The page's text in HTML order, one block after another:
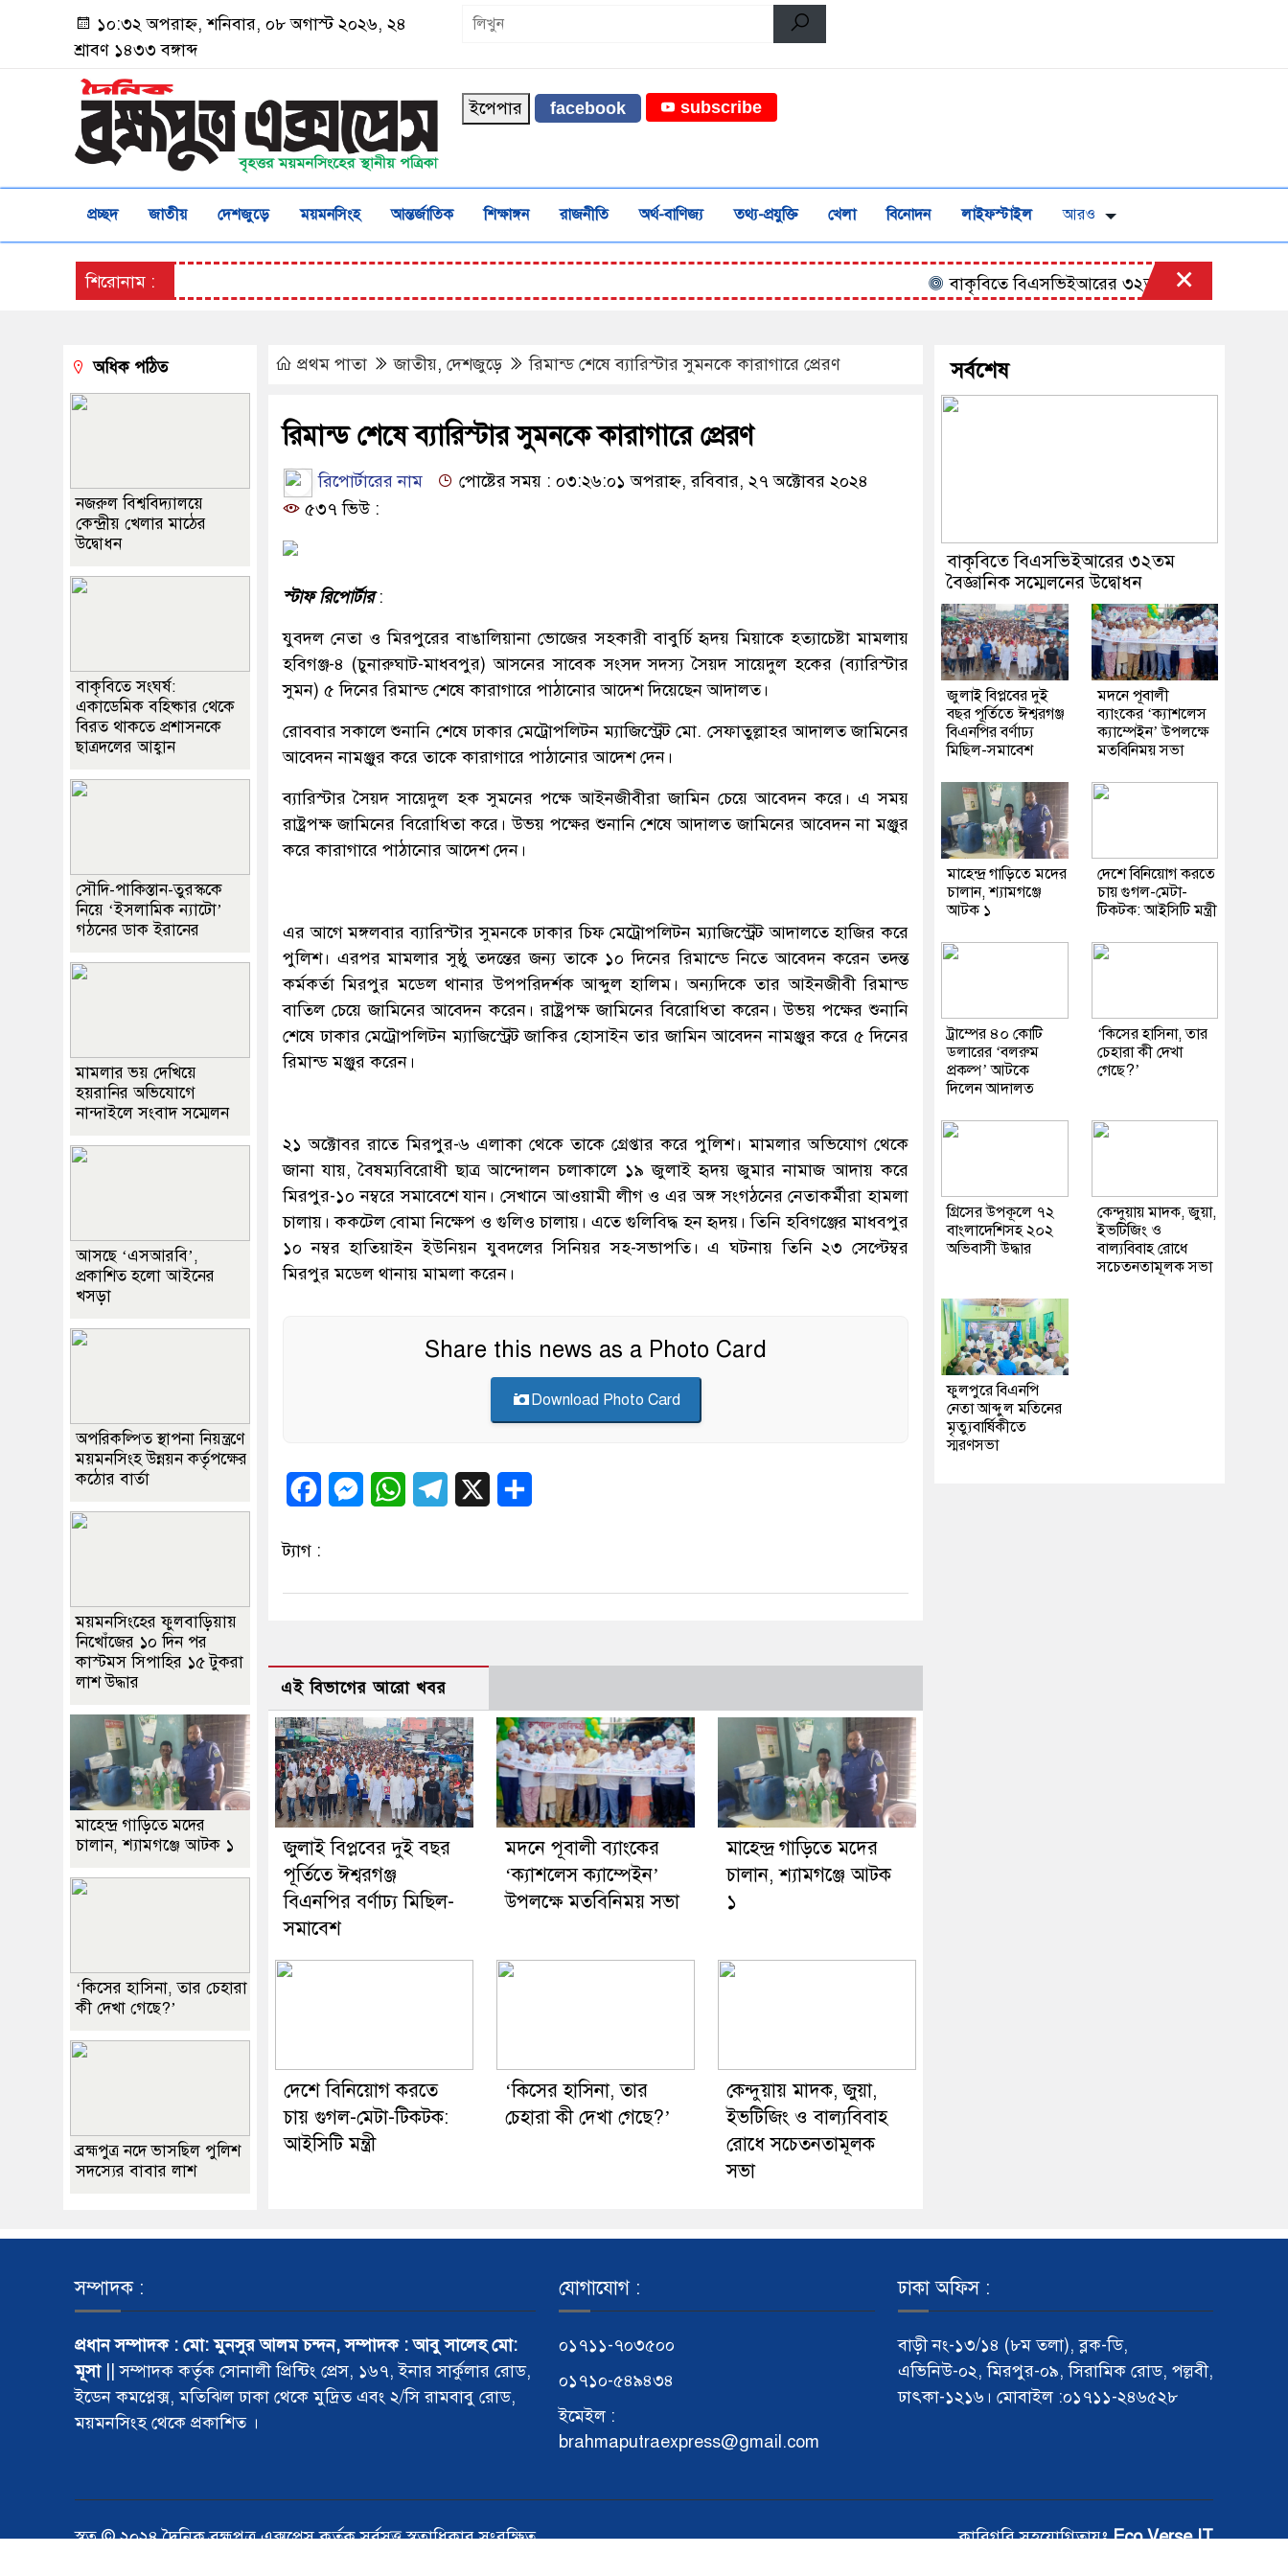
১০:৩২ অপরাহ্ন, শনিবার, ০৮ অগাস্ট ২০২৬, ২৪
শ্রাবণ ১৪৩৩ বঙ্গাব্দ
ইপেপার facebook subscribe
প্রচ্ছদ জাতীয় দেশজুড়ে ময়মনসিংহ আন্তর্জাতিক শিক্ষাঙ্গন রাজনীতি অর্থ-বাণিজ্য তথ্য-প্রযুক্তি খেলা বিনোদন লাইফস্টাইল আরও
শিরোনাম : বাকৃবিতে বিএসভিইআরের ৩২তম বৈজ্ঞানিক সম্মেলনের
×
প্রথম পাতা জাতীয়, দেশজুড়ে রিমান্ড শেষে ব্যারিস্টার সুমনকে কারাগারে প্রেরণ
রিমান্ড শেষে ব্যারিস্টার সুমনকে কারাগারে প্রেরণ
রিপোর্টারের নাম
পোষ্টের সময় : ০৩:২৬:০১ অপরাহ্ন, রবিবার, ২৭ অক্টোবর ২০২৪
৫৩৭ ভিউ :
স্টাফ রিপোর্টার:
যুবদল নেতা ও মিরপুরের বাঙালিয়ানা ভোজের সহকারী বাবুর্চি হৃদয় মিয়াকে হত্যাচেষ্টা মামলায়
হবিগঞ্জ-৪ (চুনারুঘাট-মাধবপুর) আসনের সাবেক সংসদ সদস্য সৈয়দ সায়েদুল হকের (ব্যারিস্টার
সুমন) ৫ দিনের রিমান্ড শেষে কারাগারে পাঠানোর আদেশ দিয়েছেন আদালত।
রোববার সকালে শুনানি শেষে ঢাকার মেট্রোপলিটন ম্যাজিস্ট্রেট মো. সেফাতুল্লাহর আদালত জামিনের
আবেদন নামঞ্জুর করে তাকে কারাগারে পাঠানোর আদেশ দেন।
ব্যারিস্টার সৈয়দ সায়েদুল হক সুমনের পক্ষে আইনজীবীরা জামিন চেয়ে আবেদন করে। এ সময়
রাষ্ট্রপক্ষ জামিনের বিরোধিতা করে। উভয় পক্ষের শুনানি শেষে আদালত জামিনের আবেদন না মঞ্জুর
করে কারাগারে পাঠানোর আদেশ দেন।
এর আগে মঙ্গলবার ব্যারিস্টার সুমনকে ঢাকার চিফ মেট্রোপলিটন ম্যাজিস্ট্রেট আদালতে হাজির করে
পুলিশ। এরপর মামলার সুষ্ঠু তদন্তের জন্য তাকে ১০ দিনের রিমান্ডে নিতে আবেদন করেন তদন্ত
কর্মকর্তা মিরপুর মডেল থানার উপপরিদর্শক আব্দুল হালিম। অন্যদিকে তার আইনজীবী রিমান্ড
বাতিল চেয়ে জামিনের আবেদন করেন। রাষ্ট্রপক্ষ জামিনের বিরোধিতা করেন। উভয় পক্ষের শুনানি
শেষে ঢাকার মেট্রোপলিটন ম্যাজিস্ট্রেট জাকির হোসাইন তার জামিন আবেদন নামঞ্জুর করে ৫ দিনের
রিমান্ড মঞ্জুর করেন।
২১ অক্টোবর রাতে মিরপুর-৬ এলাকা থেকে তাকে গ্রেপ্তার করে পুলিশ। মামলার অভিযোগ থেকে
জানা যায়, বৈষম্যবিরোধী ছাত্র আন্দোলন চলাকালে ১৯ জুলাই হৃদয় জুমার নামাজ আদায় করে
মিরপুর-১০ নম্বরে সমাবেশে যান। সেখানে আওয়ামী লীগ ও এর অঙ্গ সংগঠনের নেতাকর্মীরা হামলা
চালায়। ককটেল বোমা নিক্ষেপ ও গুলিও চালায়। এতে গুলিবিদ্ধ হন হৃদয়। তিনি হবিগঞ্জের মাধবপুর
১০ নম্বর হাতিয়াইন ইউনিয়ন যুবদলের সিনিয়র সহ-সভাপতি। এ ঘটনায় তিনি ২৩ সেপ্টেম্বর
মিরপুর মডেল থানায় মামলা করেন।
Share this news as a Photo Card
Download Photo Card
FacebookMessengerWhatsAppTelegram
ট্যাগ :
এই বিভাগের আরো খবর
জুলাই বিপ্লবের দুই বছর
পূর্তিতে ঈশ্বরগঞ্জ
বিএনপির বর্ণাঢ্য মিছিল-
সমাবেশ
মদনে পূবালী ব্যাংকের
‘ক্যাশলেস ক্যাম্পেইন’
উপলক্ষে মতবিনিময় সভা
মাহেন্দ্র গাড়িতে মদের
চালান, শ্যামগঞ্জে আটক
১
দেশে বিনিয়োগ করতে
চায় গুগল-মেটা-টিকটক:
আইসিটি মন্ত্রী
‘কিসের হাসিনা, তার
চেহারা কী দেখা গেছে?’
কেন্দুয়ায় মাদক, জুয়া,
ইভটিজিং ও বাল্যবিবাহ
রোধে সচেতনতামূলক
সভা
অধিক পঠিত
নজরুল বিশ্ববিদ্যালয়ে
কেন্দ্রীয় খেলার মাঠের
উদ্বোধন
বাকৃবিতে সংঘর্ষ:
একাডেমিক বহিষ্কার থেকে
বিরত থাকতে প্রশাসনকে
ছাত্রদলের আহ্বান
সৌদি-পাকিস্তান-তুরস্ককে
নিয়ে ‘ইসলামিক ন্যাটো’
গঠনের ডাক ইরানের
মামলার ভয় দেখিয়ে
হয়রানির অভিযোগে
নান্দাইলে সংবাদ সম্মেলন
আসছে ‘এসআরবি’,
প্রকাশিত হলো আইনের
খসড়া
অপরিকল্পিত স্থাপনা নিয়ন্ত্রণে
ময়মনসিংহ উন্নয়ন কর্তৃপক্ষের
কঠোর বার্তা
ময়মনসিংহের ফুলবাড়িয়ায়
নিখোঁজের ১০ দিন পর
কাস্টমস সিপাহির ১৫ টুকরা
লাশ উদ্ধার
মাহেন্দ্র গাড়িতে মদের
চালান, শ্যামগঞ্জে আটক ১
‘কিসের হাসিনা, তার চেহারা
কী দেখা গেছে?’
ব্রহ্মপুত্র নদে ভাসছিল পুলিশ
সদস্যের বাবার লাশ
সর্বশেষ
বাকৃবিতে বিএসভিইআরের ৩২তম
বৈজ্ঞানিক সম্মেলনের উদ্বোধন
জুলাই বিপ্লবের দুই
বছর পূর্তিতে ঈশ্বরগঞ্জ
বিএনপির বর্ণাঢ্য
মিছিল-সমাবেশ
মদনে পূবালী
ব্যাংকের ‘ক্যাশলেস
ক্যাম্পেইন’ উপলক্ষে
মতবিনিময় সভা
মাহেন্দ্র গাড়িতে মদের
চালান, শ্যামগঞ্জে
আটক ১
দেশে বিনিয়োগ করতে
চায় গুগল-মেটা-
টিকটক: আইসিটি মন্ত্রী
ট্রাম্পের ৪০ কোটি
ডলারের ‘বলরুম
প্রকল্প’ আটকে
দিলেন আদালত
‘কিসের হাসিনা, তার
চেহারা কী দেখা
গেছে?’
গ্রিসের উপকূলে ৭২
বাংলাদেশিসহ ২০২
অভিবাসী উদ্ধার
কেন্দুয়ায় মাদক, জুয়া,
ইভটিজিং ও
বাল্যবিবাহ রোধে
সচেতনতামূলক সভা
ফুলপুরে বিএনপি
নেতা আব্দুল মতিনের
মৃত্যুবার্ষিকীতে
স্মরণসভা
সম্পাদক :
প্রধান সম্পাদক : মো: মুনসুর আলম চন্দন, সম্পাদক : আবু সালেহ মো:
মূসা|| সম্পাদক কর্তৃক সোনালী প্রিন্টিং প্রেস, ১৬৭, ইনার সার্কুলার রোড,
ইডেন কমপ্লেক্স, মতিঝিল ঢাকা থেকে মুদ্রিত এবং ২/সি রামবাবু রোড,
ময়মনসিংহ থেকে প্রকাশিত ।
যোগাযোগ :
০১৭১১-৭০৩৫০০
০১৭১০-৫৪৯৪৩৪
ইমেইল :
brahmaputraexpress@gmail.com
ঢাকা অফিস :
বাড়ী নং-১৩/১৪ (৮ম তলা), ব্লক-ডি,
এভিনিউ-০২, মিরপুর-০৯, সিরামিক রোড, পল্লবী,
ঢাৎকা-১২১৬। মোবাইল :০১৭১১-২৪৬৫২৮
স্বত্ব © ২০২৪ দৈনিক ব্রহ্মপুত্র এক্সপ্রেস কর্তৃক সর্বসত্ত্ব স্বত্বাধিকার সংরক্ষিত কারিগরি সহযোগিতায়ঃEco Verse IT